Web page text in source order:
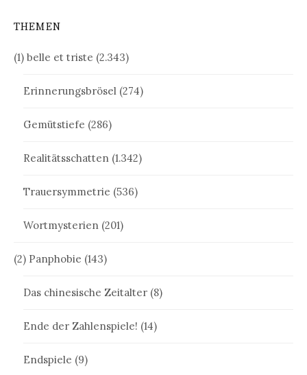
THEMEN
(1) belle et triste (2.343)
Erinnerungsbrösel (274)
Gemütstiefe (286)
Realitätsschatten (1.342)
Trauersymmetrie (536)
Wortmysterien (201)
(2) Panphobie (143)
Das chinesische Zeitalter (8)
Ende der Zahlenspiele! (14)
Endspiele (9)